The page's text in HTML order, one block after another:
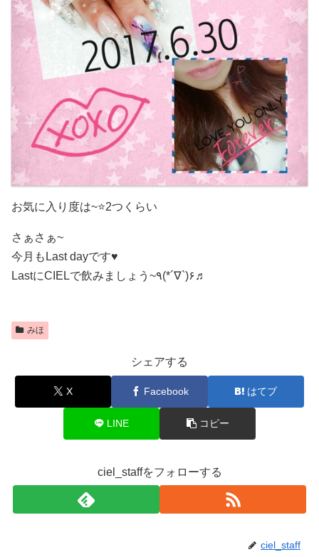
お気に入り度は~⭐2つくらい
さぁさぁ~
今月もLast dayです♥️
LastにCIELで飲みましょう~٩(*´∇`)۶♬
みほ
シェアする
X Facebook はてブ
LINE コピー
ciel_staffをフォローする
ciel_staff